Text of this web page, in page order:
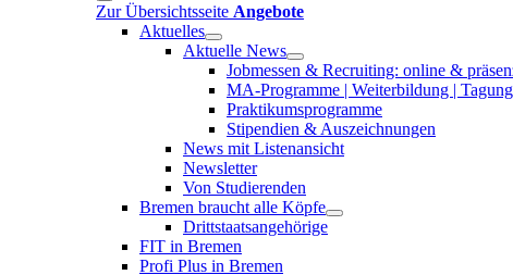
Zur Übersichtsseite Angebote
Aktuelles
Aktuelle News
Jobmessen & Recruiting: online &
MA-Programme | Weiterbildung |
Praktikumsprogramme
Stipendien & Auszeichnungen
News mit Listenansicht
Newsletter
Von Studierenden
Bremen braucht alle Köpfe
Drittstaatsangehörige
FIT in Bremen
Profi Plus in Bremen